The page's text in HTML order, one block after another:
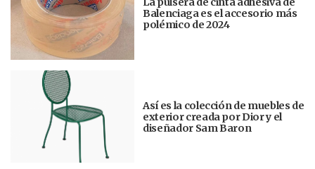
Balenciaga es el accesorio más
polémico de 2024
Así es la colección de muebles de
exterior creada por Dior y el
diseñador Sam Baron